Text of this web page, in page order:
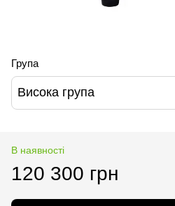
Група
Висока група
В наявності
120 300 грн